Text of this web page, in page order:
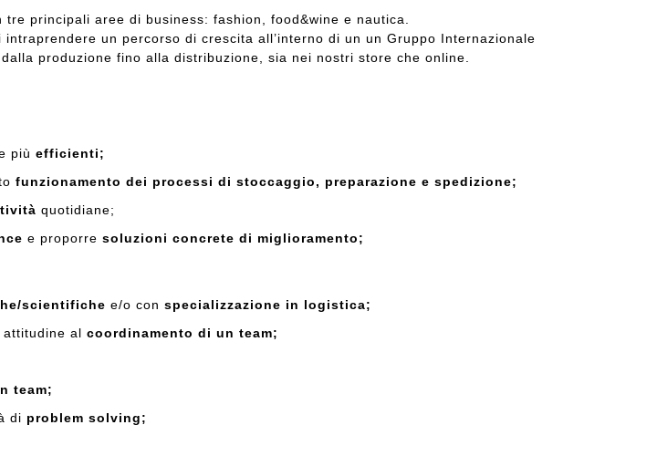
principali aree di business: fashion, food&wine e nautica.
un percorso di crescita all’interno di un un Gruppo Internazionale
produzione fino alla distribuzione, sia nei nostri store che online.
più efficienti;
funzionamento dei processi di stoccaggio, preparazione e spedizione;
quotidiane;
e proporre soluzioni concrete di miglioramento;
scientifiche e/o con specializzazione in logistica;
attitudine al coordinamento di un team;
team;
di problem solving;